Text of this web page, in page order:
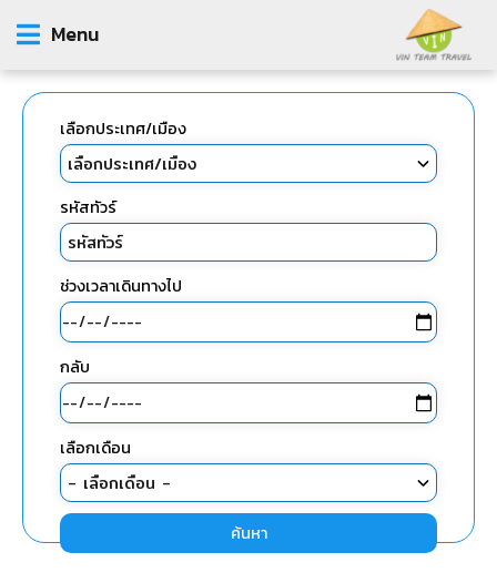
Menu
เลือกประเทศ/เมือง
รหัสทัวร์
ช่วงเวลาเดินทางไป
กลับ
เลือกเดือน
ค้นหา